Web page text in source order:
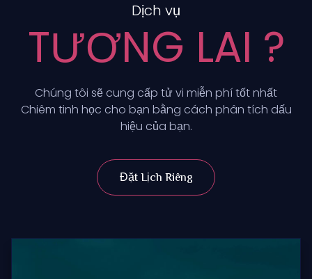
Dịch vụ
TƯƠNG LAI ?
Chúng tôi sẽ cung cấp tử vi miễn phí tốt nhất
Chiêm tinh học cho bạn bằng cách phân tích dấu
hiệu của bạn.
Đặt Lịch Riêng